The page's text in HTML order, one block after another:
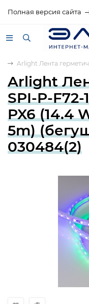
Полная версия сайта
Arlight Лента
Arlight
SPI-P-F72-
PX6 (14.4
5m)
030484(2)